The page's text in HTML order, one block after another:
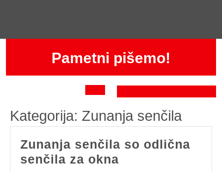
Pametni pišemo!
Button
Kategorija: Zunanja senčila
Zunanja senčila so odlična
senčila za okna